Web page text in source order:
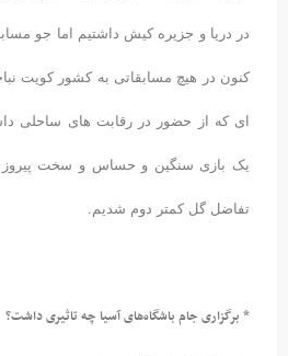
در دریا و جزیره کیش داشتیم اما جو
کنون در هیچ مسابقاتی به کشور کویت
ای که از حضور در رقابت های ساحلی
یک بازی سنگین و حساس و سخت پیروز
تفاضل گل کمتر دوم شدیم.
* برگزاری جام باشگاه‌های آسیا چه تاثیری داشت؟